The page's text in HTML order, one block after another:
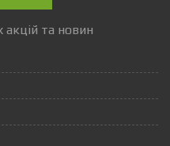
акцій та новин